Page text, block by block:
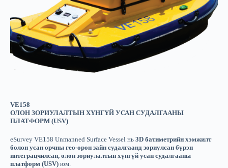
VE158
ОЛОН ЗОРИУЛАЛТЫН ХҮНГҮЙ УСАН СУДАЛГААНЫ
ПЛАТФОРМ (USV)
eSurvey VE158 Unmanned Surface Vessel нь 3D батиметрийн хэмжилт
болон усан орчны гео-орон зайн судалгаанд зориулсан бүрэн
интеграцчилсан, олон зориулалтын хүнгүй усан судалгааны
платформ (USV) юм.